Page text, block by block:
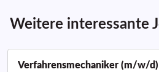
Weitere interessante
Verfahrensmechaniker (m/w/